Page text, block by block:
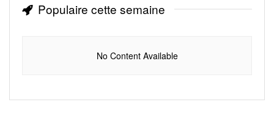
Populaire cette semaine
No Content Available